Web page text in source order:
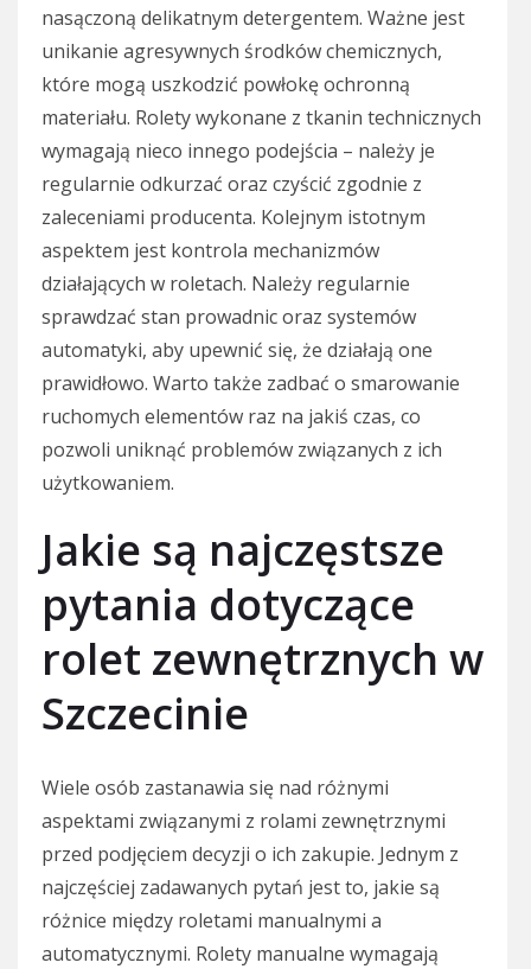
nasączoną delikatnym detergentem. Ważne jest
unikanie agresywnych środków chemicznych,
które mogą uszkodzić powłokę ochronną
materiału. Rolety wykonane z tkanin technicznych
wymagają nieco innego podejścia – należy je
regularnie odkurzać oraz czyścić zgodnie z
zaleceniami producenta. Kolejnym istotnym
aspektem jest kontrola mechanizmów
działających w roletach. Należy regularnie
sprawdzać stan prowadnic oraz systemów
automatyki, aby upewnić się, że działają one
prawidłowo. Warto także zadbać o smarowanie
ruchomych elementów raz na jakiś czas, co
pozwoli uniknąć problemów związanych z ich
użytkowaniem.
Jakie są najczęstsze
pytania dotyczące
rolet zewnętrznych w
Szczecinie
Wiele osób zastanawia się nad różnymi
aspektami związanymi z rolami zewnętrznymi
przed podjęciem decyzji o ich zakupie. Jednym z
najczęściej zadawanych pytań jest to, jakie są
różnice między roletami manualnymi a
automatycznymi. Rolety manualne wymagają